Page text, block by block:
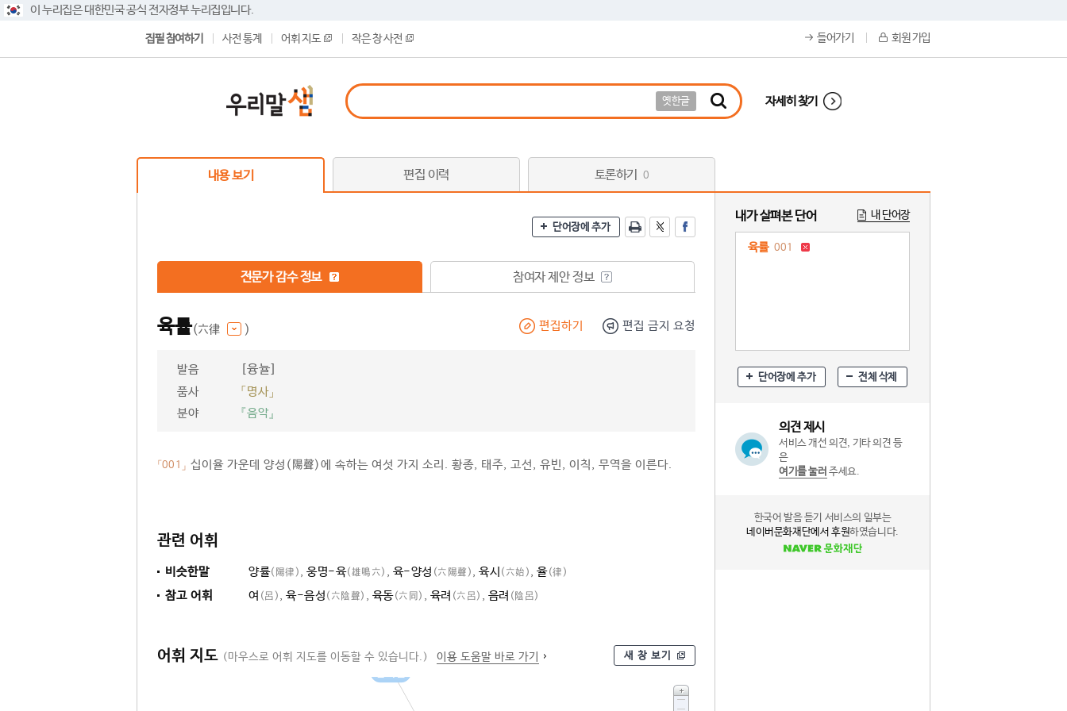
이 누리집은 대한민국 공식 전자정부 누리집입니다.
집필 참여하기 사전 통계 어휘 지도 작은 창 사전 들어가기 회원 가입
옛한글 자세히 찾기
내용 보기 편집 이력 토론하기 0
단어장에 추가
전문가 감수 정보 참여자 제안 정보
육률(六律 ) 편집하기 편집 금지 요청
발음 [융뉼]
품사
「명사」
분야
『음악』
「001」 십이율 가운데 양성(陽聲)에 속하는 여섯 가지 소리. 황종, 태주, 고선, 유빈, 이칙, 무역을 이른다.
관련 어휘
비슷한말 양률(陽律) , 웅명-육(雄鳴六) , 육-양성 (六陽聲) , 육시 (六始) , 율(律)
참고 어휘 여 (呂) , 육-음성 (六陰聲) , 육동(六同) , 육려 (六呂) , 음려 (陰呂)
어휘 지도 (마우스로 어휘 지도를 이동할 수 있습니다.) 이용 도움말 바로 가기 새 창 보기
내가 살펴본 단어 내 단어장
육률 001
단어장에 추가 전체 삭제
의견 제시
서비스 개선 의견, 기타 의견 등
은
여기를 눌러 주세요.
한국어 발음 듣기 서비스의 일부는
네이버문화재단에서 후원하였습니다.